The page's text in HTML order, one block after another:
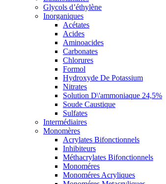
Glycols d’éthylène
Inorganiques
Acétates
Acides
Aminoacides
Carbonates
Chlorures
Formol
Hydroxyde De Potassium
Nitrates
Solution D\'ammoniaque 24,5%
Soude Caustique
Sulfates
Intermédiaires
Monomères
Acrylates Bifonctionnels
Inhibiteurs
Méthacrylates Bifonctionnels
Monoméres
Monoméres Acryliques